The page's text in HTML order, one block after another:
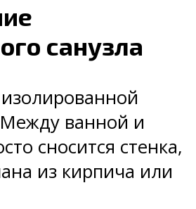
санузла
ванной и
сносится стенка,
из кирпича или